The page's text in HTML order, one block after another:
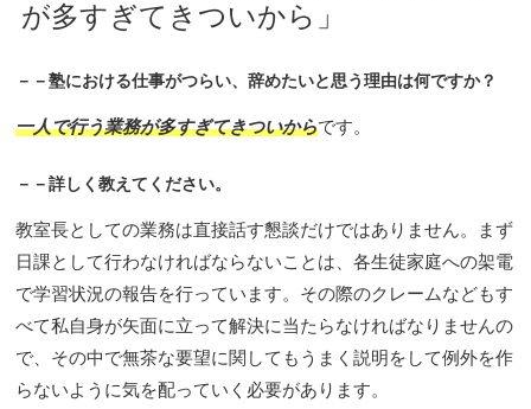
が多すぎてきついから」
－－塾における仕事がつらい、辞めたいと思う理由は何ですか？
一人で行う業務が多すぎてきついからです。
－－詳しく教えてください。
教室長としての業務は直接話す懇談だけではありません。まず
日課として行わなければならないことは、各生徒家庭への架電
で学習状況の報告を行っています。その際のクレームなどもす
べて私自身が矢面に立って解決に当たらなければなりませんの
で、その中で無茶な要望に関してもうまく説明をして例外を作
らないように気を配っていく必要があります。